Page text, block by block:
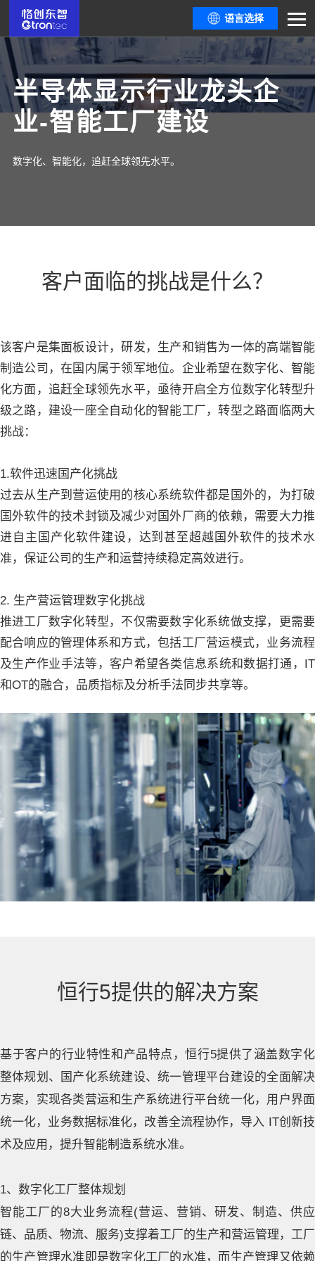
语言选择
半导体显示行业龙头企
业-智能工厂建设
数字化、智能化，追赶全球领先水平。
客户面临的挑战是什么？
该客户是集面板设计，研发，生产和销售为一体的高端智能
制造公司，在国内属于领军地位。企业希望在数字化、智能
化方面，追赶全球领先水平，亟待开启全方位数字化转型升
级之路，建设一座全自动化的智能工厂，转型之路面临两大
挑战：
1.软件迅速国产化挑战
过去从生产到营运使用的核心系统软件都是国外的，为打破
国外软件的技术封锁及减少对国外厂商的依赖，需要大力推
进自主国产化软件建设，达到甚至超越国外软件的技术水
准，保证公司的生产和运营持续稳定高效进行。
2. 生产营运管理数字化挑战
推进工厂数字化转型，不仅需要数字化系统做支撑，更需要
配合响应的管理体系和方式，包括工厂营运模式，业务流程
及生产作业手法等，客户希望各类信息系统和数据打通，IT
和OT的融合，品质指标及分析手法同步共享等。
恒行5提供的解决方案
基于客户的行业特性和产品特点，恒行5提供了涵盖数字化
整体规划、国产化系统建设、统一管理平台建设的全面解决
方案，实现各类营运和生产系统进行平台统一化，用户界面
统一化，业务数据标准化，改善全流程协作，导入 IT创新技
术及应用，提升智能制造系统水准。
1、数字化工厂整体规划
智能工厂的8大业务流程(营运、营销、研发、制造、供应
链、品质、物流、服务)支撑着工厂的生产和营运管理，工厂
的生产管理水准即是数字化工厂的水准，而生产管理又依赖